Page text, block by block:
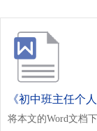
将本文的Word文档